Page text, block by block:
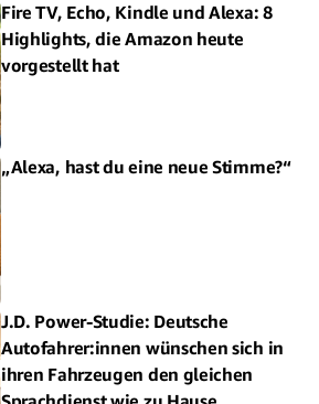
Fire TV, Echo, Kindle und Alexa: 8
Highlights, die Amazon heute
vorgestellt hat
„Alexa, hast du eine neue Stimme?“
J.D. Power-Studie: Deutsche
Autofahrer:innen wünschen sich in
ihren Fahrzeugen den gleichen